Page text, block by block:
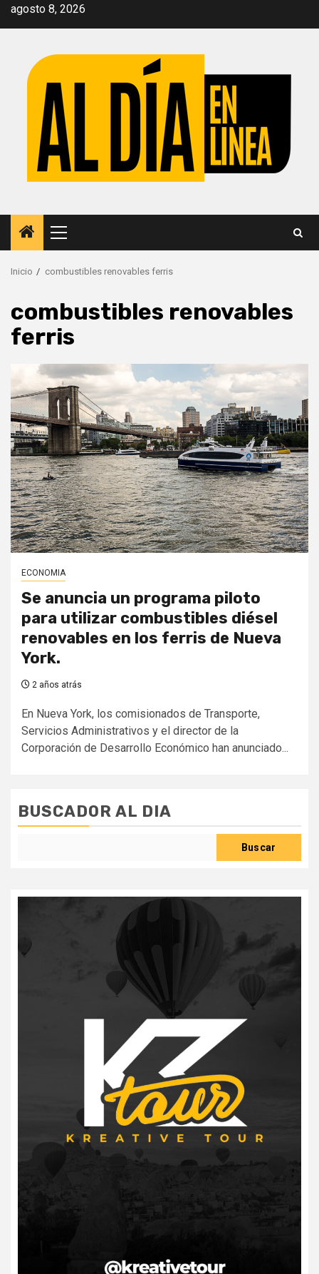
Saltar
agosto 8, 2026
Menú
principal
Inicio combustibles renovables ferris
combustibles renovables
ferris
ECONOMIA
Se anuncia un programa piloto
para utilizar combustibles diésel
renovables en los ferris de Nueva
York.
2 años atrás
En Nueva York, los comisionados de Transporte,
Servicios Administrativos y el director de la
Corporación de Desarrollo Económico han anunciado...
BUSCADOR AL DIA
Buscar